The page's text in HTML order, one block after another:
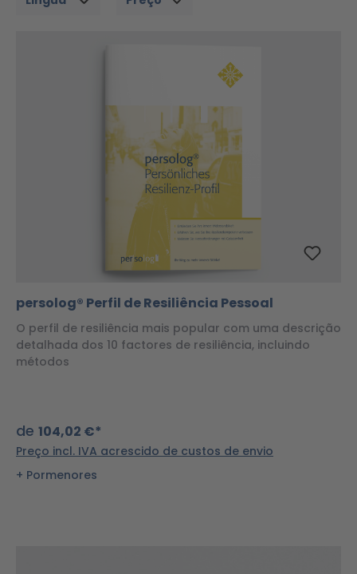
persolog® Perfil de Resiliência Pessoal
O perfil de resiliência mais popular com uma descrição
detalhada dos 10 factores de resiliência, incluindo
métodos
de 104,02 €*
Preço incl. IVA acrescido de custos de envio
Pormenores